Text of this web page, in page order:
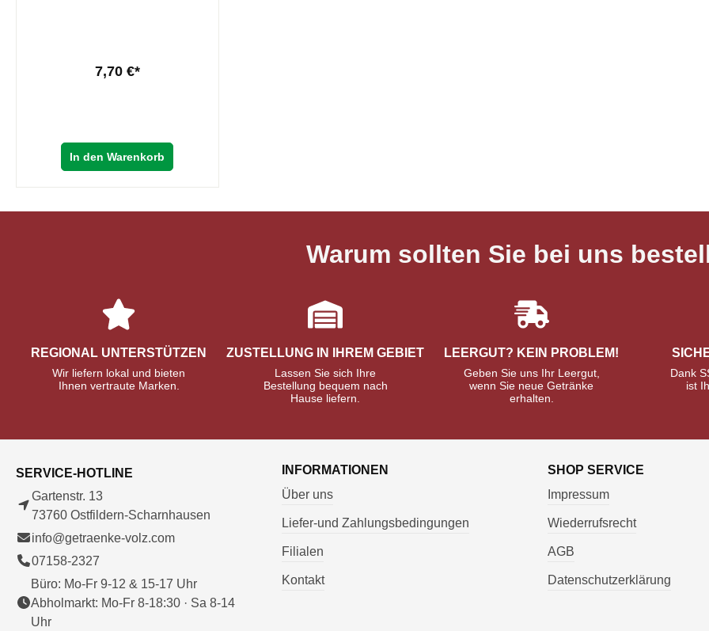
7,70 €*
In den Warenkorb
Warum sollten Sie bei uns
REGIONAL UNTERSTÜTZEN
Wir liefern lokal und bieten
Ihnen vertraute Marken.
ZUSTELLUNG IN IHREM GEBIET
Lassen Sie sich Ihre
Bestellung bequem nach
Hause liefern.
LEERGUT? KEIN PROBLEM!
Geben Sie uns Ihr Leergut,
wenn Sie neue Getränke
erhalten.
Dank
ist
SERVICE-HOTLINE
Gartenstr. 13
73760 Ostfildern-Scharnhausen
info@getraenke-volz.com
07158-2327
Büro: Mo-Fr 9-12 & 15-17 Uhr
Abholmarkt: Mo-Fr 8-18:30 · Sa 8-14
Uhr
INFORMATIONEN
Über uns
Liefer-und Zahlungsbedingungen
Filialen
Kontakt
SHOP SERVICE
Impressum
Wiederrufsrecht
AGB
Datenschutzerklärung